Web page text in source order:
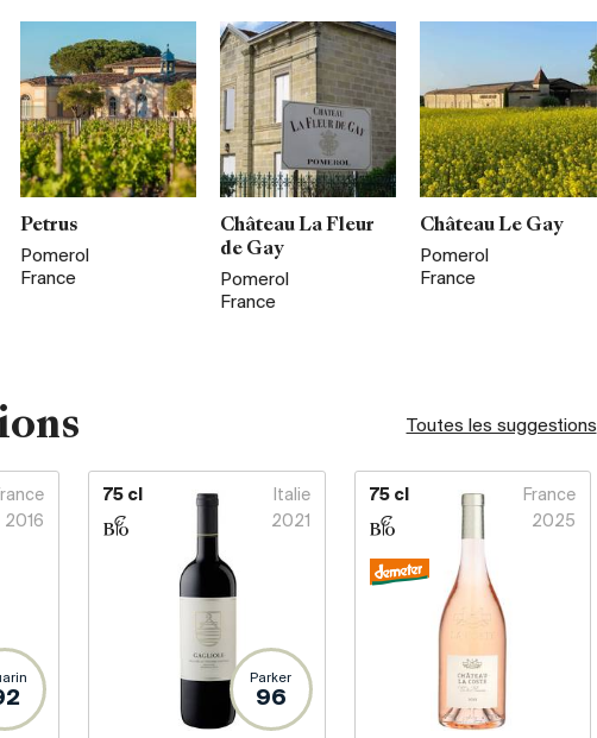
Petrus
Pomerol
France
Château La Fleur
de Gay
Pomerol
France
Château Le Gay
Pomerol
France
Toutes les suggestions
2016
75 cl
Italie
2021
Parker
96
75 cl
France
2025